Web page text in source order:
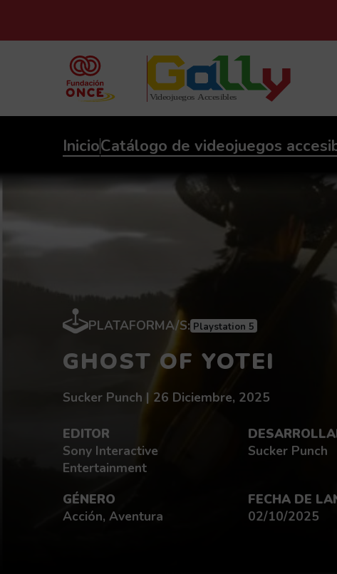
InicioCatálogo de videojuegos
GHOST OF YOTEI
PLATAFORMA/S: Playstation 5
Redactado por:
Sucker Punch | fecha de publicación:
26 Diciembre, 2025
EDITOR
Sony Interactive
Entertainment
Sucker Punch
GÉNERO
Acción, Aventura
FECHA DE
02/10/2025